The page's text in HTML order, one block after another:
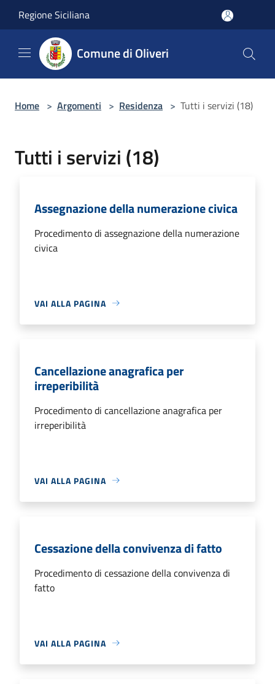
Regione Siciliana
Comune di Oliveri
Home > Argomenti > Residenza > Tutti i servizi (18)
Tutti i servizi (18)
Assegnazione della numerazione civica
Procedimento di assegnazione della numerazione
civica
VAI ALLA PAGINA
Cancellazione anagrafica per
irreperibilità
Procedimento di cancellazione anagrafica per
irreperibilità
VAI ALLA PAGINA
Cessazione della convivenza di fatto
Procedimento di cessazione della convivenza di
fatto
VAI ALLA PAGINA